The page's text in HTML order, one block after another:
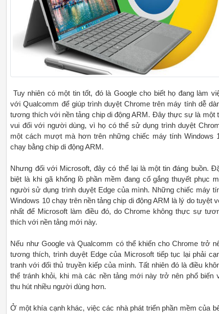
Tuy nhiên có một tin tốt, đó là Google cho biết họ đang làm
với Qualcomm để giúp trình duyệt Chrome trên máy tính dễ
tương thích với nền tảng chip di động ARM. Đây thực sự là một
vui đối với người dùng, vì họ có thể sử dụng trình duyệt
một cách mượt mà hơn trên những chiếc máy tính Windows
chạy bằng chip di động ARM.
Nhưng đối với Microsoft, đây có thể lại là một tin đáng buồn.
biệt là khi gã khổng lồ phần mềm đang cố gắng thuyết phục
người sử dụng trình duyệt Edge của mình. Những chiếc máy
Windows 10 chạy trên nền tảng chip di động ARM là lý do tuyệt
nhất để Microsoft làm điều đó, do Chrome không thực sự
thích với nền tảng mới này.
Nếu như Google và Qualcomm có thể khiến cho Chrome trở
tương thích, trình duyệt Edge của Microsoft tiếp tục lại phải
tranh với đối thủ truyền kiếp của mình. Tất nhiên đó là điều
thể tránh khỏi, khi mà các nền tảng mới này trở nên phổ biến
thu hút nhiều người dùng hơn.
Ở một khía cạnh khác, việc các nhà phát triển phần mềm của